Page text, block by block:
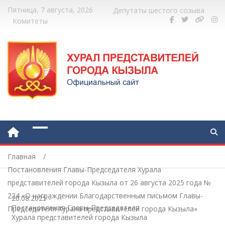
Пятница, 7 августа, 2026
Депутаты шестого созыва
Комитеты
Главная
Постановления Главы-Председателя Хурала
представителей города Кызыла от 26 августа 2025 года №
224 «О награждении Благодарственным письмом Главы-
Председателя Хурала представителей города Кызыла»
26.08.2025-
Постановления Главы-Председателя
Хурала представителей города Кызыла